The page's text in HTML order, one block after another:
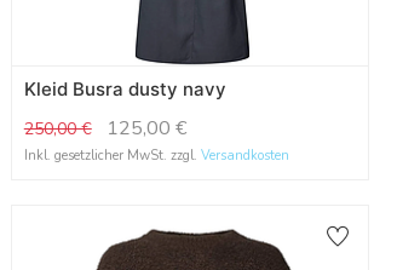
Kleid Busra dusty navy
250,00€ 125,00 €
Inkl. gesetzlicher MwSt. zzgl. Versandkosten